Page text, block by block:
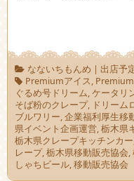
なないちもんめ | 出店予
Premiumアイス,
ぐるめ号ドリーム,ケータリ
そば粉のクレープ, ドリーム
ブルワリー,企業福利厚生移
県イベント企画運営,栃木県
栃木県クレープキッチンカー
レープ,栃木県移動販売協会,
しゃちビール,移動販売協会